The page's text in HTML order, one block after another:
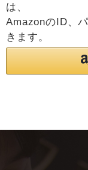
は、
AmazonのID、
きます。